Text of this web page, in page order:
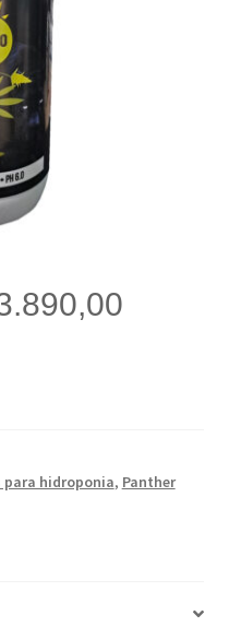
El
para hidroponia, Panther